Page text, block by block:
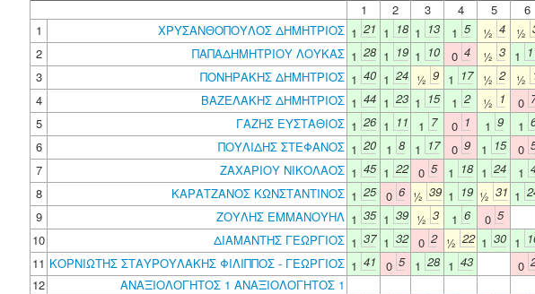
1
2 3 4 5 6
1
ΧΡΥΣΑΝΘΟΠΟΥΛΟΣ ΔΗΜΗΤΡΙΟΣ 1 21 1 18 1 13 1 5 ½ 4 ½
2
ΠΑΠΑΔΗΜΗΤΡΙΟΥ ΛΟΥΚΑΣ 1 28 1 19 1 10 0 4 ½ 3 1
3
ΠΟΝΗΡΑΚΗΣ ΔΗΜΗΤΡΙΟΣ 1 40 1 24 ½ 9 1 17 ½ 2 ½
4
ΒΑΖΕΛΑΚΗΣ ΔΗΜΗΤΡΙΟΣ 1 44 1 23 1 15 1 2 ½ 1 0
5
ΓΑΖΗΣ ΕΥΣΤΑΘΙΟΣ 1 26 1 11 1 7 0 1 1 9 1
6
ΠΟΥΛΙΔΗΣ ΣΤΕΦΑΝΟΣ 1 20 1 8 1 17 0 9 1 15 0
7
ΖΑΧΑΡΙΟΥ ΝΙΚΟΛΑΟΣ 1 45 1 22 0 5 1 18 1 24 1
8
ΚΑΡΑΤΖΑΝΟΣ ΚΩΝΣΤΑΝΤΙΝΟΣ 1 25 0 6 ½ 39 1 19 ½ 31 1
9
ΖΟΥΛΗΣ ΕΜΜΑΝΟΥΗΛ 1 35 1 39 ½ 3 1 6 0 5
10
ΔΙΑΜΑΝΤΗΣ ΓΕΩΡΓΙΟΣ 1 37 1 32 0 2 ½ 22 1 30 1
11 ΚΟΡΝΙΩΤΗΣ ΣΤΑΥΡΟΥΛΑΚΗΣ ΦΙΛΙΠΠΟΣ - ΓΕΩΡΓΙΟΣ 1 41 0 5 1 28 1 43 0
12
ΑΝΑΞΙΟΛΟΓΗΤΟΣ 1 ΑΝΑΞΙΟΛΟΓΗΤΟΣ 1